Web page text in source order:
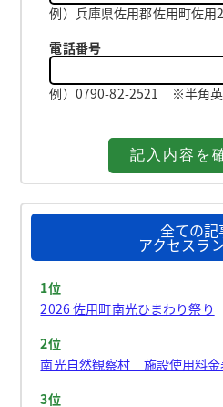
例）兵庫県佐用郡佐用町佐用
電話番号
例）0790-82-2521 ※半角英
全ての記
アクセスラ
1位
2026 佐用町南光ひまわり祭り
2位
南光自然観察村 施設使用料金
3位